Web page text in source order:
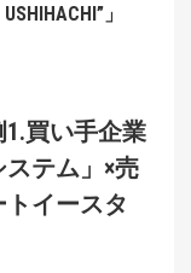
」
1.買い手企業
ステム」×売
イースタ